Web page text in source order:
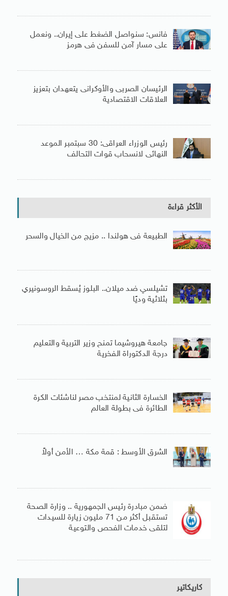
فانس: سنواصل الضغط على إيران.. ونعمل
على مسار آمن للسفن فى هرمز
الرئيسان الصربى والأوكرانى يتعهدان بتعزيز
العلاقات الاقتصادية
رئيس الوزراء العراقى: 30 سبتمبر الموعد
النهائى لانسحاب قوات التحالف
الأكثر قراءة
الطبيعة فى هولندا .. مزيج من الخيال والسحر
تشيلسي ضد ميلان.. البلوز يُسقط الروسونيري
بثلاثية وديًا
جامعة هيروشيما تمنح وزير التربية والتعليم
درجة الدكتوراة الفخرية
الخسارة الثانية لمنتخب مصر لناشئات الكرة
الطائرة فى بطولة العالم
الشرق الأوسط : قمة مكة … الأمن أولاً
ضمن مبادرة رئيس الجمهورية .. وزارة الصحة
تستقبل أكثر من 71 مليون زيارة للسيدات
لتلقى خدمات الفحص والتوعية
كاريكاتير